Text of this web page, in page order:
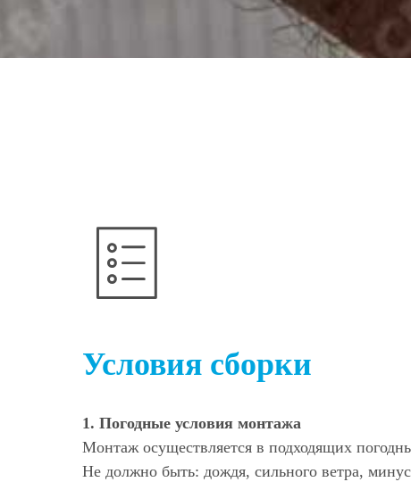
Условия сборки
1. Погодные условия монтажа
Монтаж осуществляется в подходящих
Не должно быть: дождя, сильного ветра,